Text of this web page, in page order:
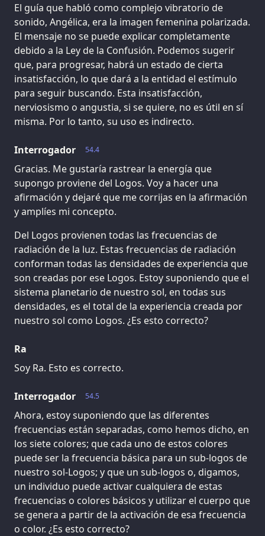
El guía que habló como complejo vibratorio de
sonido, Angélica, era la imagen femenina polarizada.
El mensaje no se puede explicar completamente
debido a la Ley de la Confusión. Podemos sugerir
que, para progresar, habrá un estado de cierta
insatisfacción, lo que dará a la entidad el estímulo
para seguir buscando. Esta insatisfacción,
nerviosismo o angustia, si se quiere, no es útil en sí
misma. Por lo tanto, su uso es indirecto.
54.4
Interrogador
Gracias. Me gustaría rastrear la energía que
supongo proviene del Logos. Voy a hacer una
afirmación y dejaré que me corrijas en la afirmación
y amplíes mi concepto.
Del Logos provienen todas las frecuencias de
radiación de la luz. Estas frecuencias de radiación
conforman todas las densidades de experiencia que
son creadas por ese Logos. Estoy suponiendo que el
sistema planetario de nuestro sol, en todas sus
densidades, es el total de la experiencia creada por
nuestro sol como Logos. ¿Es esto correcto?
Ra
Soy Ra. Esto es correcto.
54.5
Interrogador
Ahora, estoy suponiendo que las diferentes
frecuencias están separadas, como hemos dicho, en
los siete colores; que cada uno de estos colores
puede ser la frecuencia básica para un sub-logos de
nuestro sol-Logos; y que un sub-logos o, digamos,
un individuo puede activar cualquiera de estas
frecuencias o colores básicos y utilizar el cuerpo que
se genera a partir de la activación de esa frecuencia
o color. ¿Es esto correcto?